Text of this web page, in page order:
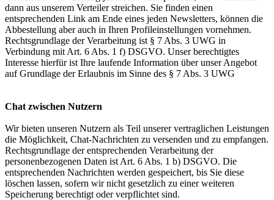
dann aus unserem Verteiler streichen. Sie finden einen
entsprechenden Link am Ende eines jeden Newsletters, können die
Abbestellung aber auch in Ihren Profileinstellungen vornehmen.
Rechtsgrundlage der Verarbeitung ist § 7 Abs. 3 UWG in
Verbindung mit Art. 6 Abs. 1 f) DSGVO. Unser berechtigtes
Interesse hierfür ist Ihre laufende Information über unser Angebot
auf Grundlage der Erlaubnis im Sinne des § 7 Abs. 3 UWG
Chat zwischen Nutzern
Wir bieten unseren Nutzern als Teil unserer vertraglichen Leistungen
die Möglichkeit, Chat-Nachrichten zu versenden und zu empfangen.
Rechtsgrundlage der entsprechenden Verarbeitung der
personenbezogenen Daten ist Art. 6 Abs. 1 b) DSGVO. Die
entsprechenden Nachrichten werden gespeichert, bis Sie diese
löschen lassen, sofern wir nicht gesetzlich zu einer weiteren
Speicherung berechtigt oder verpflichtet sind.